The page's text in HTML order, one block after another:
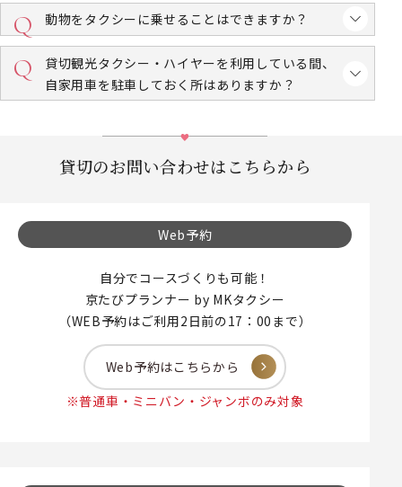
動物をタクシーに乗せることはできますか？
貸切観光タクシー・ハイヤーを利用している間、
自家用車を駐車しておく所はありますか？
貸切のお問い合わせはこちらから
Web予約
自分でコースづくりも可能！
京たびプランナー by MKタクシー
（WEB予約はご利用2日前の17：00まで）
Web予約はこちらから
※普通車・ミニバン・ジャンボのみ対象